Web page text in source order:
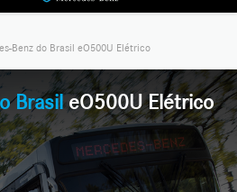
Benz do Brasil eO500U Elétrico
BrasileO500U Elétrico